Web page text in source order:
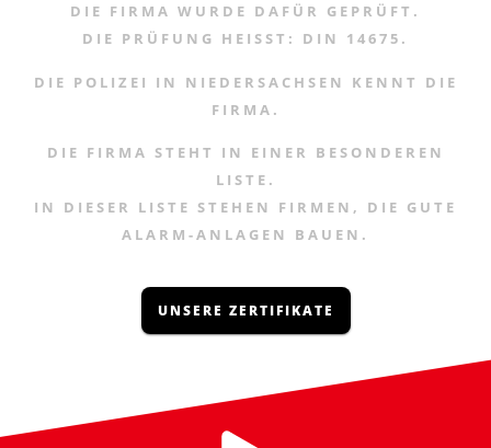
DIE FIRMA WURDE DAFÜR GEPRÜFT.
DIE PRÜFUNG HEISST: DIN 14675.
DIE POLIZEI IN NIEDERSACHSEN KENNT DIE
FIRMA.
DIE FIRMA STEHT IN EINER BESONDEREN
LISTE.
IN DIESER LISTE STEHEN FIRMEN, DIE GUTE
ALARM-ANLAGEN BAUEN.
UNSERE ZERTIFIKATE